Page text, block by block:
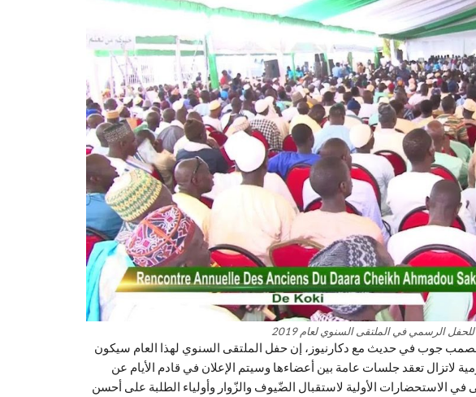
الرسمي في الملتقى السنوي لعام 2019
مصمب جوب في حديث مع دكارنيوز، إن حفل الملتقى السنوي لهذا العام سيكون
، والجمعية العمومية لاتزال تعقد جلسات عامة بين أعضاءها وسيتم الإعلان في قادم الأيام عن
في الاستحضارات الأولية لاستقبال الضّيوف والزّوار وأولياء الطلبة على أحسن